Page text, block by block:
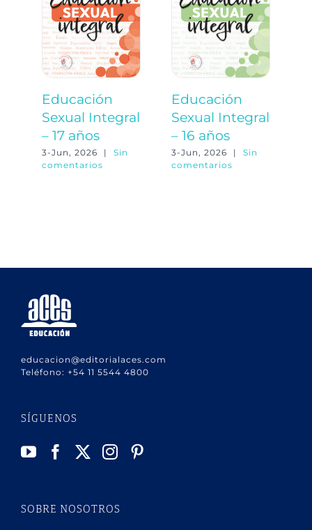
Educación
Sexual Integral
– 17 años
3-Jun, 2026 |
Sin
comentarios
Educación
Sexual Integral
– 16 años
3-Jun, 2026 |
Sin
comentarios
educacion@editorialaces.com
Teléfono: +54 11 5544 4800
SÍGUENOS
SOBRE NOSOTROS